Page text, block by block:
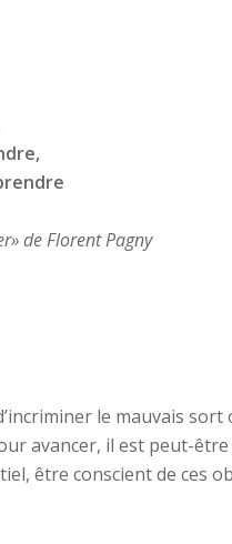
de Florent Pagny
le mauvais
avancer, il est peut-
être conscient de ces